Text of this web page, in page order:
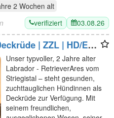
2 Wochen alt
verifiziert 03.08.26
| ZZL | HD/ED-
Unser typvoller, 2 Jahre alter
Labrador - RetrieverAres vom
Striegistal – steht gesunden,
zuchttauglichen Hündinnen als
Deckrüde zur Verfügung. Mit
seinem freundlichen,